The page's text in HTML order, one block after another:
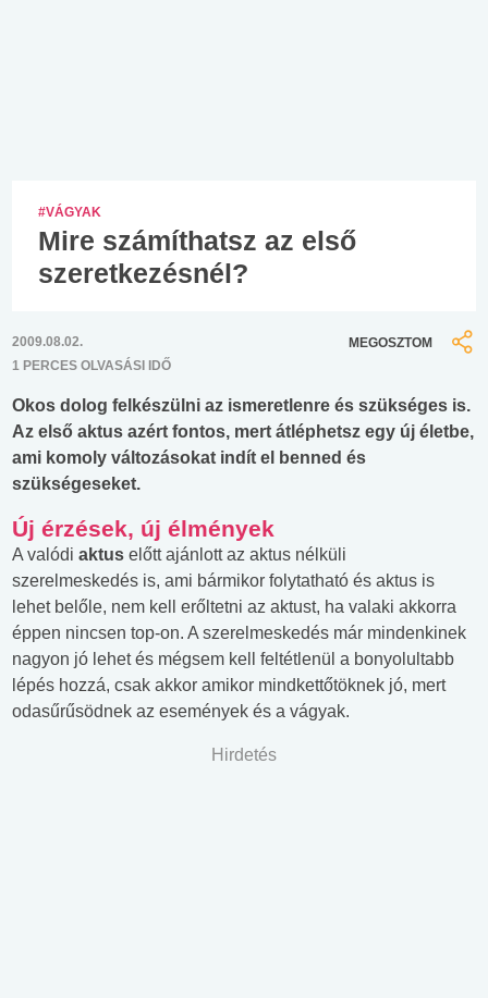
#VÁGYAK
Mire számíthatsz az első
szeretkezésnél?
2009.08.02.
1 PERCES OLVASÁSI IDŐ
MEGOSZTOM
Okos dolog felkészülni az ismeretlenre és szükséges is.
Az első aktus azért fontos, mert átléphetsz egy új életbe,
ami komoly változásokat indít el benned és
szükségeseket.
Új érzések, új élmények
A valódi aktus előtt ajánlott az aktus nélküli
szerelmeskedés is, ami bármikor folytatható és aktus is
lehet belőle, nem kell erőltetni az aktust, ha valaki akkorra
éppen nincsen top-on. A szerelmeskedés már mindenkinek
nagyon jó lehet és mégsem kell feltétlenül a bonyolultabb
lépés hozzá, csak akkor amikor mindkettőtöknek jó, mert
odasűrűsödnek az események és a vágyak.
Hirdetés